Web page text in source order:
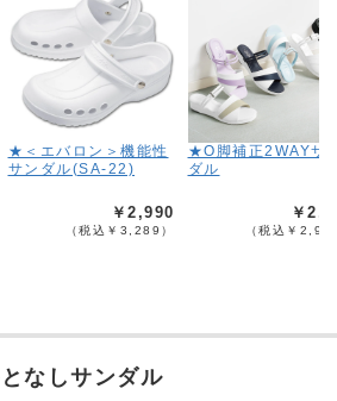
★＜エバロン＞機能性
サンダル(SA-22)
￥2,990
（税込￥3,289）
★O脚補正2WAYサ
ダル
￥
（税込￥
なしサンダル